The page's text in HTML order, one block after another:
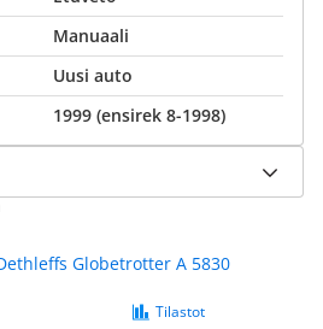
Manuaali
Uusi auto
1999 (ensirek 8-1998)
Globetrotter A 5830
Tilastot